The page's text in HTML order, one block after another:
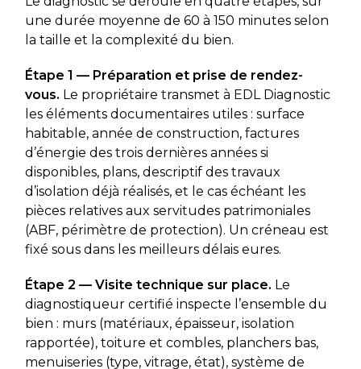
une durée moyenne de 60 à 150 minutes selon
la taille et la complexité du bien.
Étape 1 — Préparation et prise de rendez-
vous. Le propriétaire transmet à EDL Diagnostic
les éléments documentaires utiles : surface
habitable, année de construction, factures
d’énergie des trois dernières années si
disponibles, plans, descriptif des travaux
d’isolation déjà réalisés, et le cas échéant les
pièces relatives aux servitudes patrimoniales
(ABF, périmètre de protection). Un créneau est
fixé sous dans les meilleurs délais eures.
Étape 2 — Visite technique sur place. Le
diagnostiqueur certifié inspecte l’ensemble du
bien : murs (matériaux, épaisseur, isolation
rapportée), toiture et combles, planchers bas,
menuiseries (type, vitrage, état), système de